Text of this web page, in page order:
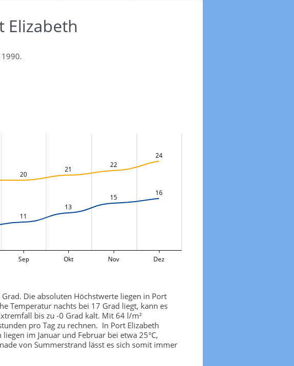
Elizabeth
20
21
22
24
11
13
15
16
Sep Okt Nov Dez
Die absoluten Höchstwerte liegen in Port
Temperatur nachts bei 17 Grad liegt, kann es
bis zu -0 Grad kalt. Mit 64 l/m²
pro Tag zu rechnen. In Port Elizabeth
im Januar und Februar bei etwa 25°C,
von Summerstrand lässt es sich somit immer